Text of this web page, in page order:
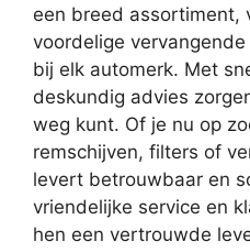
een breed assortiment,
voordelige
bij elk automerk. Met
deskundig advies
weg kunt. Of je nu op
remschijven, filters of
levert betrouwbaar en
vriendelijke service en
hen een vertrouwde